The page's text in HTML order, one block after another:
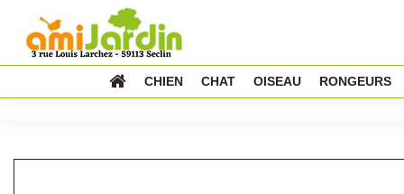
CHIEN CHAT OISEAU RONGEURS